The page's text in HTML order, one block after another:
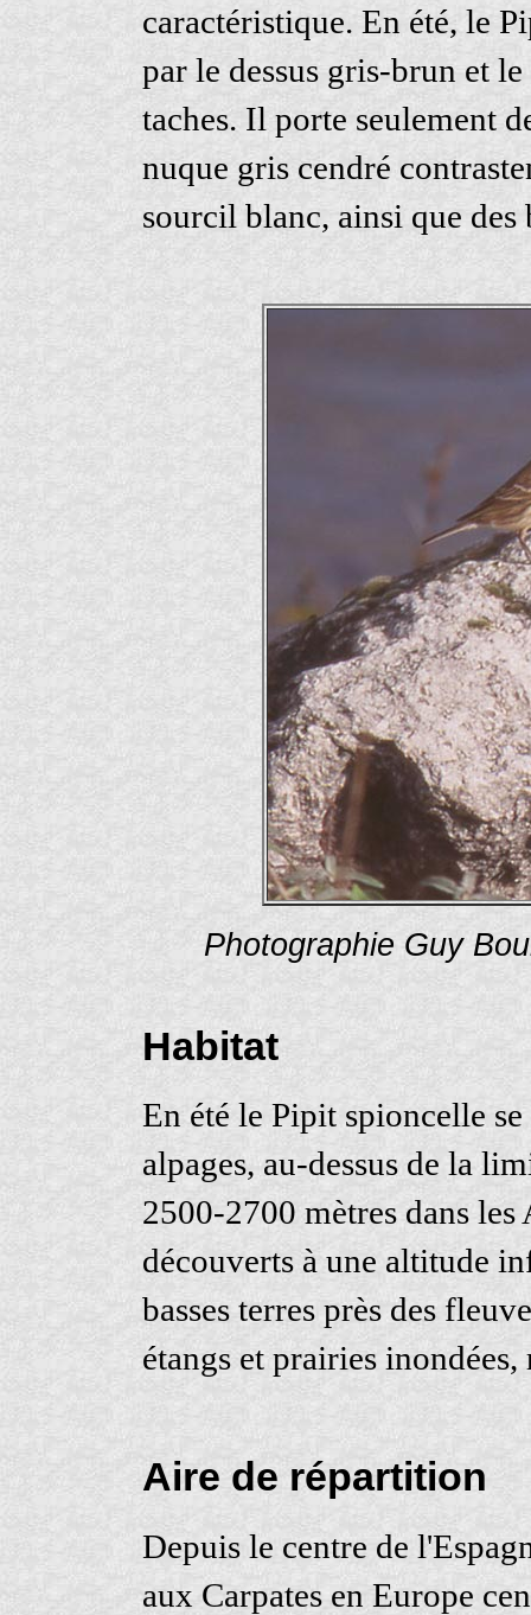
caractéristique. En été, le
par le dessus gris-brun et
taches. Il porte seulement
nuque gris cendré
sourcil blanc, ainsi que des
Photographie Guy
Habitat
En été le Pipit spioncelle
alpages, au-dessus de la
2500-2700 mètres dans
découverts à une altitude
basses terres près des
étangs et prairies
Aire de répartition
Depuis le centre de
aux Carpates en Europe